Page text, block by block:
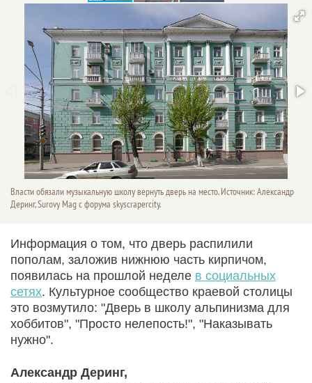
Власти обязали музыкальную школу вернуть дверь на место. Источник: Александр
Деринг, Surovy Mag с форума skyscrapercity.
Информация о том, что дверь распилили
пополам, заложив нижнюю часть кирпичом,
появилась на прошлой неделе в социальных
сетях. Культурное сообщество краевой столицы
это возмутило: "Дверь в школу альпинизма для
хоббитов", "Просто нелепость!", "Наказывать
нужно".
Александр Деринг,